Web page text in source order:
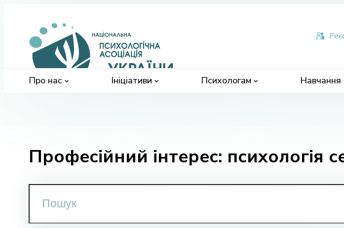
Про нас
Ініціативи Психологам Навчання
Професійний інтерес: психологія